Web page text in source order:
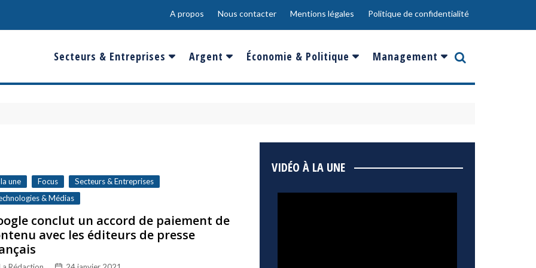
A propos Nous contacter Mentions légales Politique de confidentialité
Secteurs & Entreprises
Banques & Finances
Défense & Aéronautique
Santé & Biotechnologie
Technologies & Médias
Argent
Salaire
Epargne & Placements
Économie & Politique
France
Management
Innovation
une Focus
Secteurs & Entreprises
& Médias
conclut un accord de paiement de
avec les éditeurs de presse
VIDÉO À LA UNE